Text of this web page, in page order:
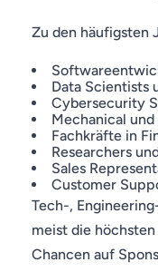
Zu den häufigsten
Data Scientists
Cybersecurity
Mechanical
Fachkräfte in
Researchers
Sales
Customer
Tech-,
meist die
Chancen auf